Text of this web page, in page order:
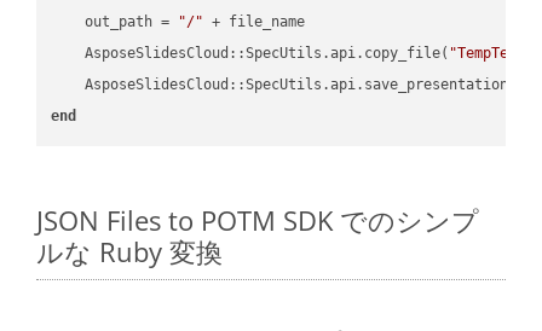
    out_path =
"/" + file_name
    AsposeSlidesCloud::SpecUtils.api.copy_file(
end
JSON Files to POTM SDK でのシンプ
ルな Ruby 変換